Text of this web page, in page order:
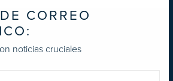
CORREO
noticias cruciales